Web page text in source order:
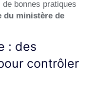
bonnes pratiques
du ministère de
: des
contrôler